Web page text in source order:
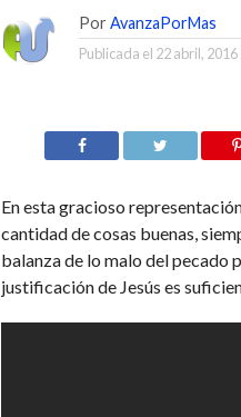
Por AvanzaPorMas
Publicada el 22 abril, 2016
En esta gracioso
cantidad de cosas buenas,
balanza de lo malo del pecado
justificación de Jesús es